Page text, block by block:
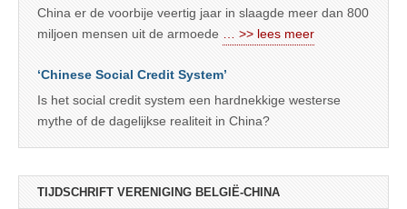
China er de voorbije veertig jaar in slaagde meer dan 800
miljoen mensen uit de armoede
… >> lees meer
‘Chinese Social Credit System’
Is het social credit system een hardnekkige westerse
mythe of de dagelijkse realiteit in China?
TIJDSCHRIFT VERENIGING BELGIË-CHINA